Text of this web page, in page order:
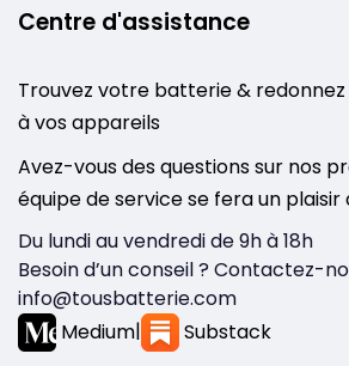
Centre d'assistance
Trouvez votre batterie &
à vos appareils
Avez-vous des questions sur nos
équipe de service se fera un plaisir
Du lundi au vendredi de 9h à 18h
Besoin d’un conseil ? Contactez-
info@tousbatterie.com
Medium| Substack